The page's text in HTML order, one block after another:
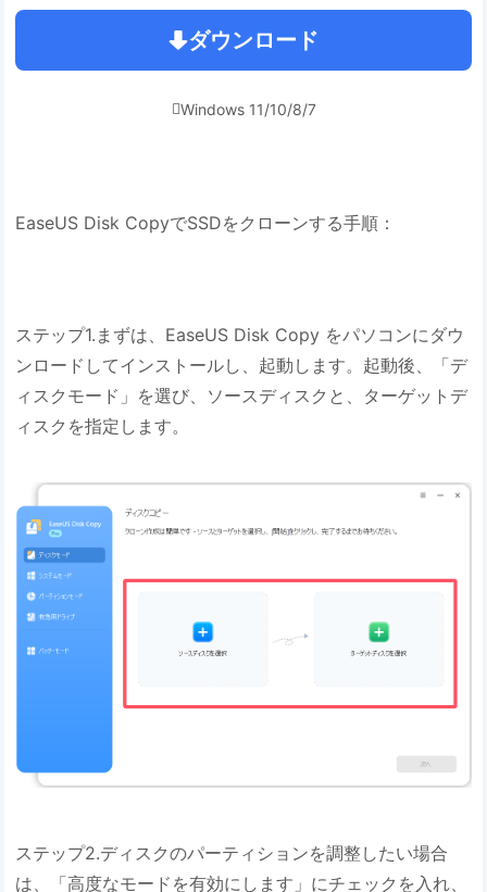
ダウンロード
Windows 11/10/8/7
EaseUS Disk CopyでSSDをクローンする手順：
ステップ1.まずは、EaseUS Disk Copy をパソコンにダウ
ンロードしてインストールし、起動します。起動後、「デ
ィスクモード」を選び、ソースディスクと、ターゲットデ
ィスクを指定します。
ステップ2.ディスクのパーティションを調整したい場合
は、「高度なモードを有効にします」にチェックを入れ、